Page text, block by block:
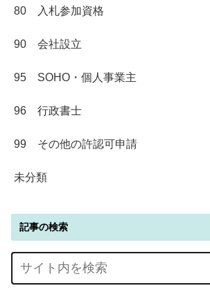
80 入札参加資格
90 会社設立
95 SOHO・個人事業主
96 行政書士
99 その他の許認可申請
未分類
記事の検索